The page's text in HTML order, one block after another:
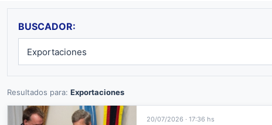
BUSCADOR:
Resultados para: Exportaciones
20/07/2026 · 17:36 hs